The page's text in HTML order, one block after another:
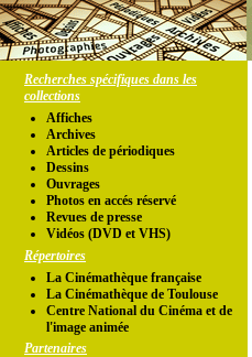
Recherches spécifiques dans les
collections
Affiches
Archives
Articles de périodiques
Dessins
Ouvrages
Photos en accés réservé
Revues de presse
Vidéos (DVD et VHS)
Répertoires
La Cinémathèque française
La Cinémathèque de Toulouse
Centre National du Cinéma et de
l'image animée
Partenaires